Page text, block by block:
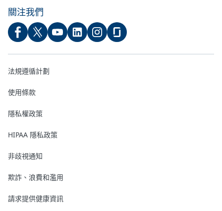
關注我們
法規遵循計劃
使用條款
隱私權政策
HIPAA 隱私政策
非歧視通知
欺詐、浪費和濫用
請求提供健康資訊